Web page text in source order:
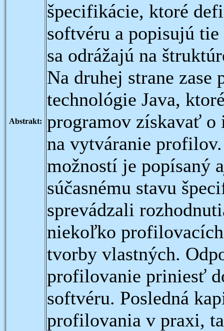
Abstrakt:
špecifikácie, ktoré
softvéru a popisujú
sa odrážajú na
Na druhej strane
technológie Java,
programov získavať o
na vytváranie
možností je popísaný
súčasnému stavu
sprevádzali
niekoľko
tvorby vlastných.
profilovanie priniesť
softvéru. Posledná
profilovania v praxi,